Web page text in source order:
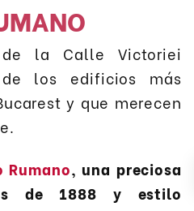
la Calle Victoriei
los edificios más
y que merecen
Rumano, una preciosa
de 1888 y estilo